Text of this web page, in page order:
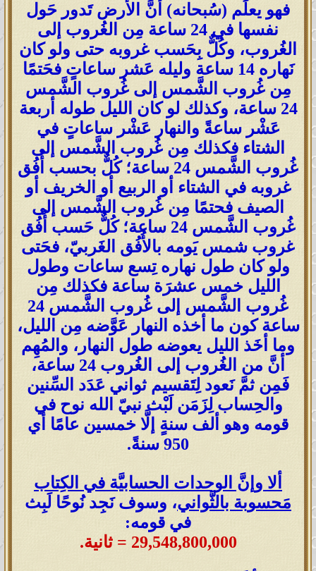
فهو يعلَم (سُبحانه) أنَّ الأرض تَدور حَول
نفسها في 24 ساعة مِن الغُروب إلى
الغُروب، وكُلٌّ بِحَسب غروبه حتى ولو كان
نَهاره 14 ساعة وليله عَشر ساعاتٍ فحَتمًا
مِن غُروب الشَّمس إلى غُروب الشَّمس
24 ساعة، وكذلك لو كان الليل طوله أربعة
عَشْر ساعةً والنهار عَشْر ساعاتٍ في
الشتاء فكذلك مِن غُروب الشَّمس إلى
غُروب الشَّمس 24 ساعة؛ كُلٌّ بحسب أُفُق
غروبه في الشتاء أو الربيع أو الخريف أو
الصيف فحتمًا مِن غُروب الشَّمس إلى
غُروب الشَّمس 24 ساعة؛ كُلٌّ حَسب أُفُق
غروب شمس يَومه بالأُفُق الغَربيّ، فحَتى
ولو كان طول نهاره تِسع ساعات وطول
الليل خمس عشرَة ساعة فكذلك مِن
غُروب الشَّمس إلى غُروب الشَّمس 24
ساعة كون ما أخذه النهار عَوَّضه مِن الليل،
وما أخَذ الليل يعوضه طول النهار، والمُهِم
أنَّ من الغُروب إلى الغُروب 24 ساعة،
فَمِن ثمَّ نَعود لِتَقسيم ثواني عَدَد السِّنين
والحِساب لِزَمَن لَبْث نبيّ الله نوح في
قومه وهو ألف سنةٍ إلَّا خمسين عامًا أي
950 سنةً.
ألا وإنَّ الوحدات الحسابيَّة في الكِتاب
مَحسوبة بالثَّواني، وسوف نَجِد نُوحًا لَبِث
في قومه:
29,548,800,000 = ثانية.